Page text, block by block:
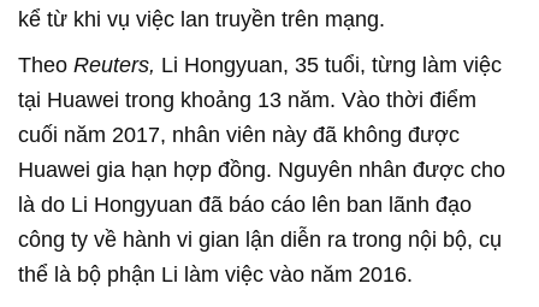
kể từ khi vụ việc lan truyền trên mạng.
Theo Reuters, Li Hongyuan, 35 tuổi, từng làm việc
tại Huawei trong khoảng 13 năm. Vào thời điểm
cuối năm 2017, nhân viên này đã không được
Huawei gia hạn hợp đồng. Nguyên nhân được cho
là do Li Hongyuan đã báo cáo lên ban lãnh đạo
công ty về hành vi gian lận diễn ra trong nội bộ, cụ
thể là bộ phận Li làm việc vào năm 2016.